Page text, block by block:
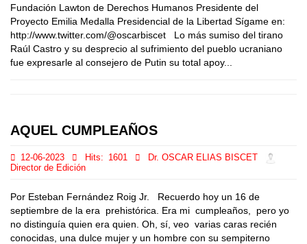
Fundación Lawton de Derechos Humanos Presidente del
Proyecto Emilia Medalla Presidencial de la Libertad Sígame en:
http://www.twitter.com/@oscarbiscet Lo más sumiso del tirano
Raúl Castro y su desprecio al sufrimiento del pueblo ucraniano
fue expresarle al consejero de Putin su total apoy...
AQUEL CUMPLEAÑOS
12-06-2023 Hits: 1601
Dr. OSCAR ELIAS BISCET
Director de Edición
Por Esteban Fernández Roig Jr. Recuerdo hoy un 16 de
septiembre de la era prehistórica. Era mi cumpleaños, pero yo
no distinguía quien era quien. Oh, sí, veo varias caras recién
conocidas, una dulce mujer y un hombre con su sempiterno